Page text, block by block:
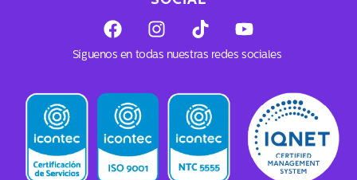
F
a
c
b
o
o
k
I
n
s
a
a
T
i
k
o
k
Y
o
u
b
e
Síguenos en todas nuestras redes sociales